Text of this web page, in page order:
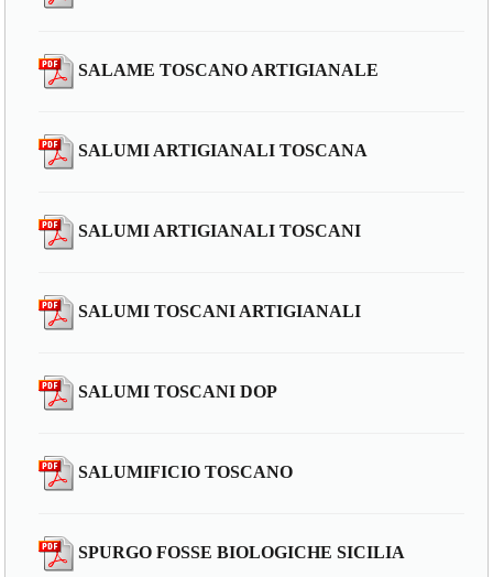
SALAME TOSCANO ARTIGIANALE
SALUMI ARTIGIANALI TOSCANA
SALUMI ARTIGIANALI TOSCANI
SALUMI TOSCANI ARTIGIANALI
SALUMI TOSCANI DOP
SALUMIFICIO TOSCANO
SPURGO FOSSE BIOLOGICHE SICILIA